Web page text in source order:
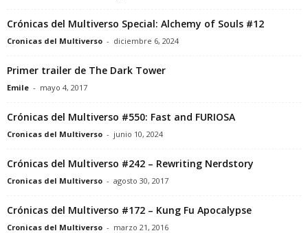
Crónicas del Multiverso Special: Alchemy of Souls #12
Cronicas del Multiverso - diciembre 6, 2024
Primer trailer de The Dark Tower
Emile - mayo 4, 2017
Crónicas del Multiverso #550: Fast and FURIOSA
Cronicas del Multiverso - junio 10, 2024
Crónicas del Multiverso #242 – Rewriting Nerdstory
Cronicas del Multiverso - agosto 30, 2017
Crónicas del Multiverso #172 – Kung Fu Apocalypse
Cronicas del Multiverso - marzo 21, 2016